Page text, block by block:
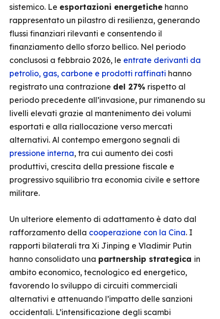
sistemico. Le esportazioni energetiche hanno
rappresentato un pilastro di resilienza, generando
flussi finanziari rilevanti e consentendo il
finanziamento dello sforzo bellico. Nel periodo
conclusosi a febbraio 2026, le entrate derivanti da
petrolio, gas, carbone e prodotti raffinati hanno
registrato una contrazione del 27% rispetto al
periodo precedente all’invasione, pur rimanendo su
livelli elevati grazie al mantenimento dei volumi
esportati e alla riallocazione verso mercati
alternativi. Al contempo emergono segnali di
pressione interna, tra cui aumento dei costi
produttivi, crescita della pressione fiscale e
progressivo squilibrio tra economia civile e settore
militare.
Un ulteriore elemento di adattamento è dato dal
rafforzamento della cooperazione con la Cina. I
rapporti bilaterali tra Xi Jinping e Vladimir Putin
hanno consolidato una partnership strategica in
ambito economico, tecnologico ed energetico,
favorendo lo sviluppo di circuiti commerciali
alternativi e attenuando l’impatto delle sanzioni
occidentali. L’intensificazione degli scambi